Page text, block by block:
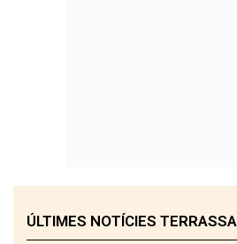
ÚLTIMES NOTÍCIES TERRASSA